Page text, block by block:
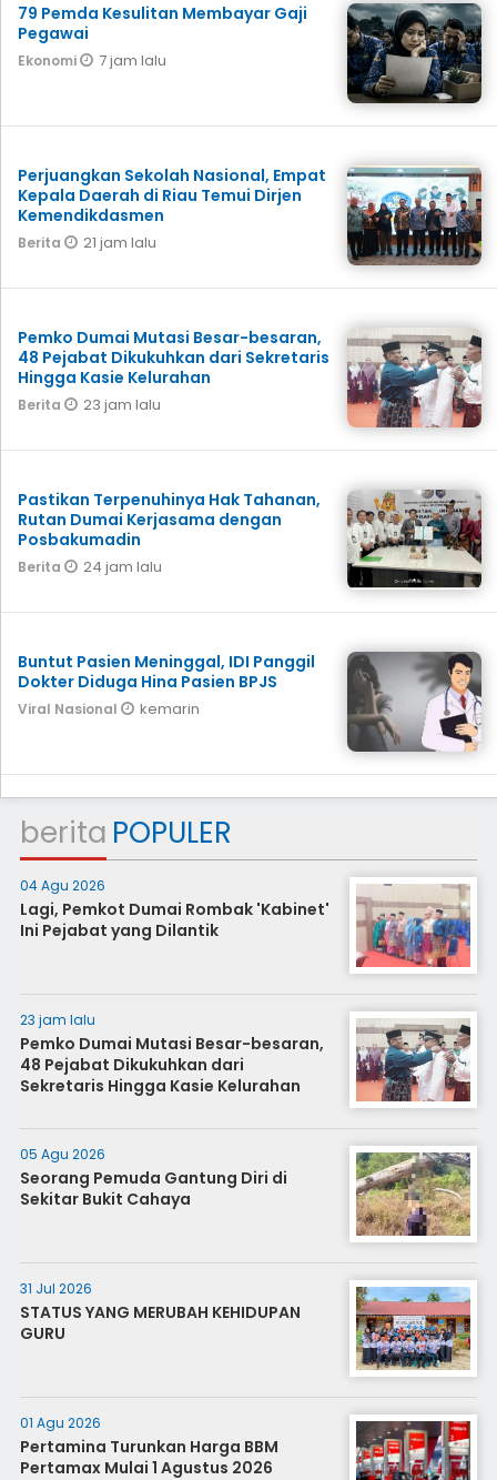
79 Pemda Kesulitan Membayar Gaji
Pegawai
Ekonomi 7 jam lalu
Perjuangkan Sekolah Nasional, Empat
Kepala Daerah di Riau Temui Dirjen
Kemendikdasmen
Berita 21 jam lalu
Pemko Dumai Mutasi Besar-besaran,
48 Pejabat Dikukuhkan dari Sekretaris
Hingga Kasie Kelurahan
Berita 23 jam lalu
Pastikan Terpenuhinya Hak Tahanan,
Rutan Dumai Kerjasama dengan
Posbakumadin
Berita 24 jam lalu
Buntut Pasien Meninggal, IDI Panggil
Dokter Diduga Hina Pasien BPJS
Viral Nasional kemarin
berita POPULER
04 Agu 2026
Lagi, Pemkot Dumai Rombak 'Kabinet'
Ini Pejabat yang Dilantik
23 jam lalu
Pemko Dumai Mutasi Besar-besaran,
48 Pejabat Dikukuhkan dari
Sekretaris Hingga Kasie Kelurahan
05 Agu 2026
Seorang Pemuda Gantung Diri di
Sekitar Bukit Cahaya
31 Jul 2026
STATUS YANG MERUBAH KEHIDUPAN
GURU
01 Agu 2026
Pertamina Turunkan Harga BBM
Pertamax Mulai 1 Agustus 2026